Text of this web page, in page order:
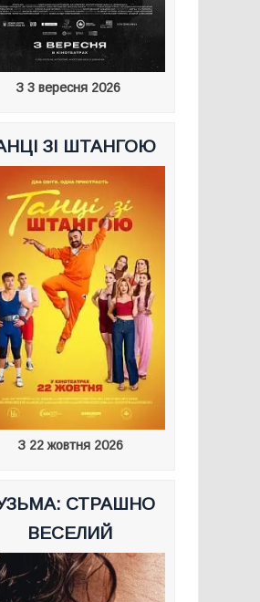
З 3 вересня 2026
ЗІ ШТАНГОЮ
З 22 жовтня 2026
СТРАШНО
ВЕСЕЛИЙ